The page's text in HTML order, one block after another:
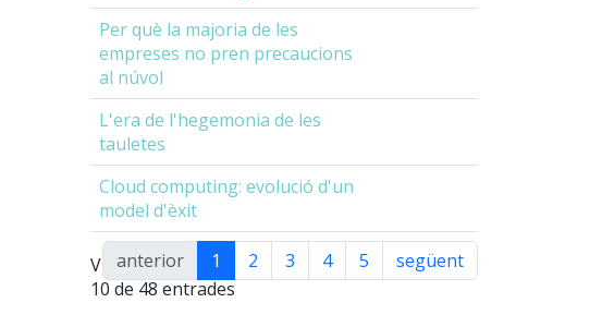
Per què la majoria de les
empreses no pren precaucions
al núvol
L'era de l'hegemonia de les
tauletes
Cloud computing: evolució d'un
model d'èxit
Visualitzant 1 a
10 de 48 entrades
anterior 1 2 3 4 5 següent